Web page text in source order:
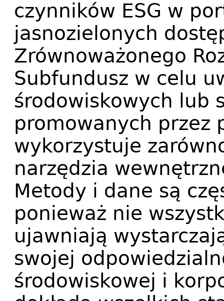
czynników ESG w
jasnozielonych
Zrównoważonego
Subfundusz w celu
środowiskowych lub
promowanych przez
wykorzystuje
narzędzia
Metody i dane są
ponieważ nie
ujawniają
swojej
środowiskowej i